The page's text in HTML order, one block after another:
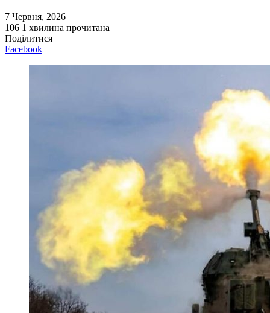
7 Червня, 2026
106 1 хвилина прочитана
Поділитися
Facebook